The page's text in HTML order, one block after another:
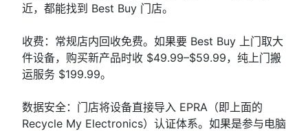
近，都能找到 Best Buy 门店。
收费：常规店内回收免费。如果要 Best Buy 上门取大
件设备，购买新产品时收 $49.99–$59.99，纯上门搬
运服务 $199.99。
数据安全：门店将设备直接导入 EPRA（即上面的
Recycle My Electronics）认证体系。如果是参与电脑